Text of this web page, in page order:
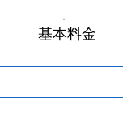
基本料金